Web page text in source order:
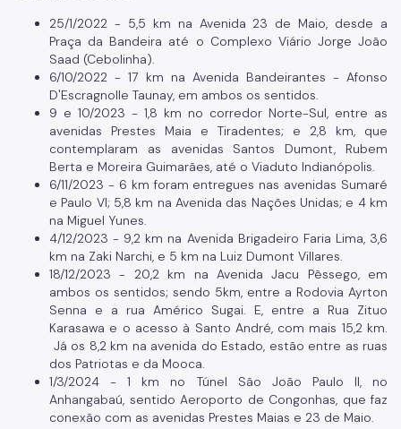
25/1/2022 - 5,5 km na Avenida 23 de Maio, desde a
Praça da Bandeira até o Complexo Viário Jorge João
Saad (Cebolinha).
6/10/2022 - 17 km na Avenida Bandeirantes - Afonso
D'Escragnolle Taunay, em ambos os sentidos.
9 e 10/2023 - 1,8 km no corredor Norte-Sul, entre as
avenidas Prestes Maia e Tiradentes; e 2,8 km, que
contemplaram as avenidas Santos Dumont, Rubem
Berta e Moreira Guimarães, até o Viaduto Indianópolis.
6/11/2023 - 6 km foram entregues nas avenidas Sumaré
e Paulo VI; 5,8 km na Avenida das Nações Unidas; e 4 km
na Miguel Yunes.
4/12/2023 - 9,2 km na Avenida Brigadeiro Faria Lima, 3,6
km na Zaki Narchi, e 5 km na Luiz Dumont Villares.
18/12/2023 - 20,2 km na Avenida Jacu Pêssego, em
ambos os sentidos; sendo 5km, entre a Rodovia Ayrton
Senna e a rua Américo Sugai. E, entre a Rua Zituo
Karasawa e o acesso à Santo André, com mais 15,2 km.
Já os 8,2 km na avenida do Estado, estão entre as ruas
dos Patriotas e da Mooca.
1/3/2024 - 1 km no Túnel São João Paulo II, no
Anhangabaú, sentido Aeroporto de Congonhas, que faz
conexão com as avenidas Prestes Maias e 23 de Maio.